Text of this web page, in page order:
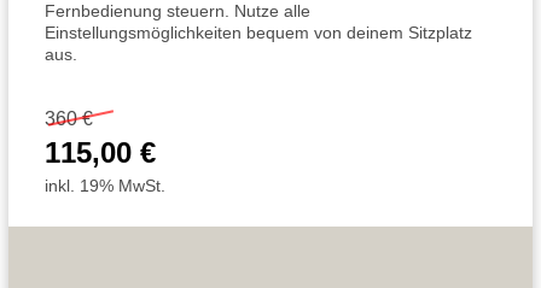
Fernbedienung steuern. Nutze alle
Einstellungsmöglichkeiten bequem von deinem Sitzplatz
aus.
360 €
115,00 €
inkl. 19% MwSt.